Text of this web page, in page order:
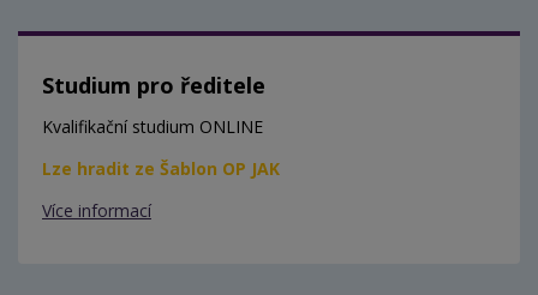
Studium pro ředitele
Kvalifikační studium ONLINE
Lze hradit ze Šablon OP JAK
Více informací